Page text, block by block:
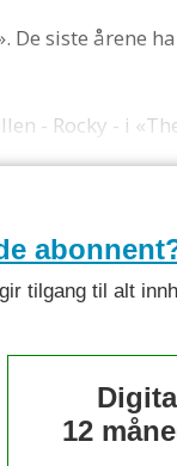
De siste
- Rocky - i
tilgang til alt
12